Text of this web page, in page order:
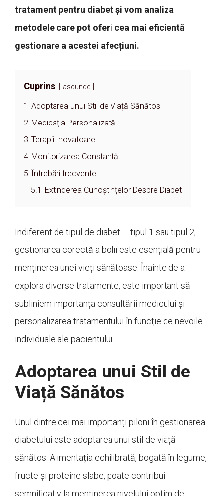
tratament pentru diabet și vom analiza
metodele care pot oferi cea mai eficientă
gestionare a acestei afecțiuni.
Cuprins ascunde
1 Adoptarea unui Stil de Viață Sănătos
2 Medicația Personalizată
3 Terapii Inovatoare
4 Monitorizarea Constantă
5
Întrebări frecvente
5.1
Extinderea Cunoștințelor Despre Diabet
Indiferent de tipul de diabet – tipul 1 sau tipul 2,
gestionarea corectă a bolii este esențială pentru
menținerea unei vieți sănătoase. Înainte de a
explora diverse tratamente, este important să
subliniem importanța consultării medicului și
personalizarea tratamentului în funcție de nevoile
individuale ale pacientului.
Adoptarea unui Stil de
Viață Sănătos
Unul dintre cei mai importanți piloni în gestionarea
diabetului este adoptarea unui stil de viață
sănătos. Alimentația echilibrată, bogată în legume,
fructe și proteine slabe, poate contribui
semnificativ la menținerea nivelului optim de